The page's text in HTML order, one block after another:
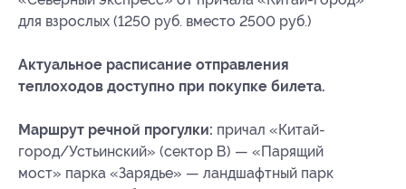
для взрослых (1250 руб. вместо 2500 руб.)
Актуальное расписание отправления
теплоходов доступно при покупке билета.
Маршрут речной прогулки: причал «Китай-
город/Устьинский» (сектор В) — «Парящий
мост» парка «Зарядье» — ландшафтный парк